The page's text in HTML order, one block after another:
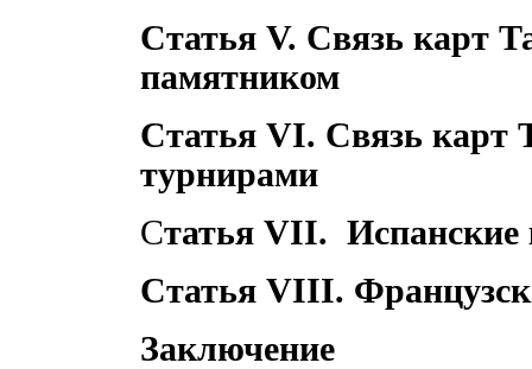
Статья V. Связь карт
памятником
Статья VI. Связь карт
турнирами
Статья VII. Испанские
Статья VIII.
Заключение